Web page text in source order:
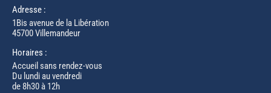
Adresse :
1Bis avenue de la Libération
45700 Villemandeur
Horaires :
Accueil sans rendez-vous
Du lundi au vendredi
de 8h30 à 12h